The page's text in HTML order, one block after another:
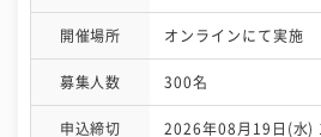
開催場所 オンラインにて実施
募集人数 300名
申込締切 2026年08月19日(水)